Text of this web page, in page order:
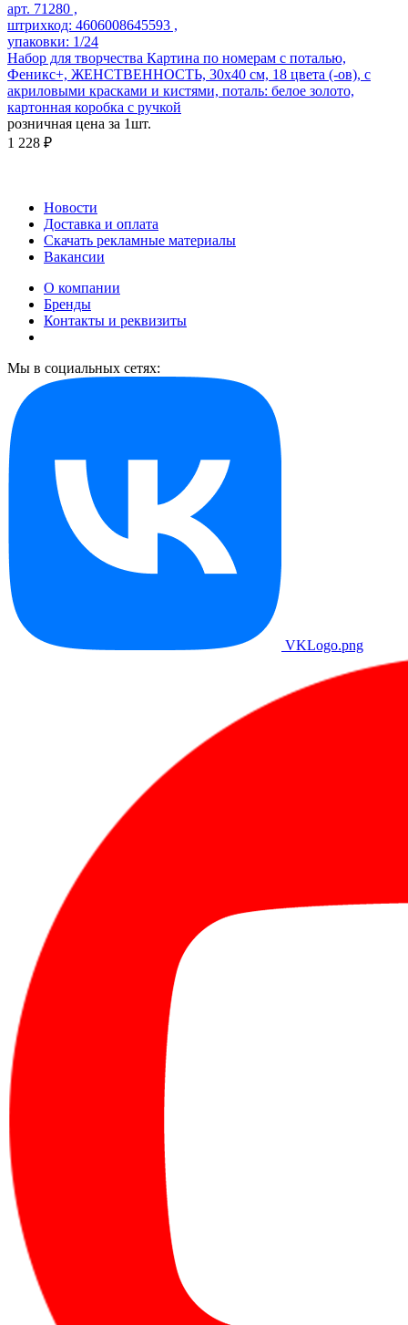
арт. 71280 ,
штрихкод: 4606008645593 ,
упаковки: 1/24
Набор для творчества Картина по номерам с поталью,
Феникс+, ЖЕНСТВЕННОСТЬ, 30х40 см, 18 цвета (-ов), с
акриловыми красками и кистями, поталь: белое золото,
картонная коробка с ручкой
розничная цена за 1шт.
1 228 ₽
Новости
Доставка и оплата
Скачать рекламные материалы
Вакансии
О компании
Бренды
Контакты и реквизиты
Мы в социальных сетях:
VKLogo.png